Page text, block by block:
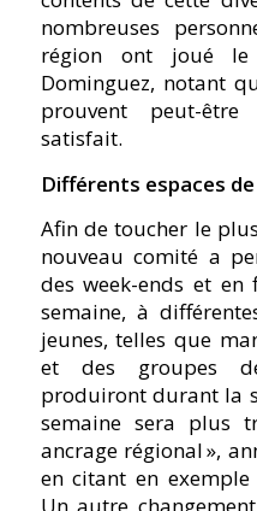
nombreuses
région ont joué le
Dominguez, notant
prouvent peut-être
satisfait.
Différents espaces
Afin de toucher le
nouveau comité a
des week-ends et
semaine, à
jeunes, telles que
et des groupes
produiront durant la
semaine sera plus
ancrage régional »,
en citant en